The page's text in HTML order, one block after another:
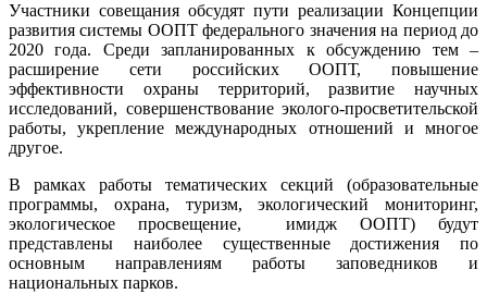
Участники совещания обсудят пути реализации Концепции
развития системы ООПТ федерального значения на период до
2020 года. Среди запланированных к обсуждению тем –
расширение сети российских ООПТ, повышение
эффективности охраны территорий, развитие научных
исследований, совершенствование эколого-просветительской
работы, укрепление международных отношений и многое
другое.
В рамках работы тематических секций (образовательные
программы, охрана, туризм, экологический мониторинг,
экологическое просвещение, имидж ООПТ) будут
представлены наиболее существенные достижения по
основным направлениям работы заповедников и
национальных парков.